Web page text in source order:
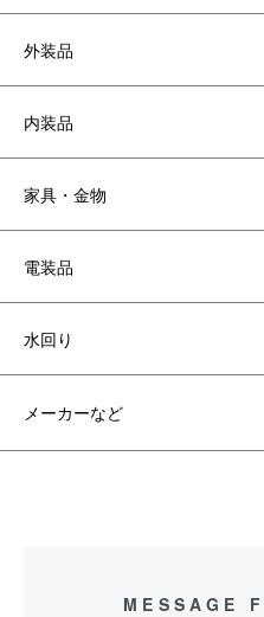
外装品
内装品
家具・金物
電装品
水回り
メーカーなど
MESSAGE